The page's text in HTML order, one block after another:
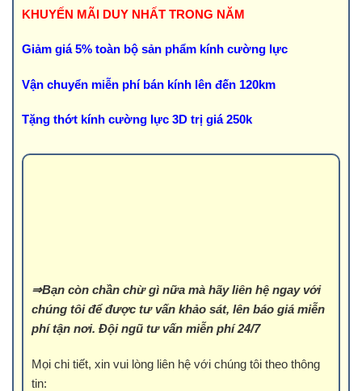
KHUYẾN MÃI DUY NHẤT TRONG NĂM
Giảm giá 5% toàn bộ sản phẩm kính cường lực
Vận chuyển miễn phí bán kính lên đến 120km
Tặng thớt kính cường lực 3D trị giá 250k
⇒Bạn còn chần chừ gì nữa mà hãy liên hệ ngay với
chúng tôi để được tư vấn khảo sát, lên báo giá miễn
phí tận nơi. Đội ngũ tư vấn miễn phí 24/7
Mọi chi tiết, xin vui lòng liên hệ với chúng tôi theo thông
tin: